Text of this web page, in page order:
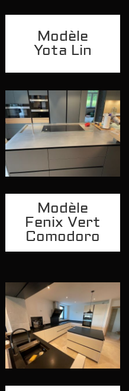
Modèle
Yota Lin
Modèle
Fenix Vert
Comodoro